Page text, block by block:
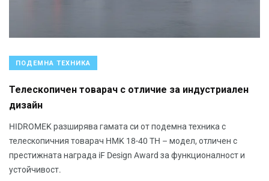
ПОДЕМНА ТЕХНИКА
Телескопичен товарач с отличие за индустриален
дизайн
HIDROMEK разширява гамата си от подемна техника с
телескопичния товарач HMK 18-40 TH – модел, отличен с
престижната награда iF Design Award за функционалност и
устойчивост.